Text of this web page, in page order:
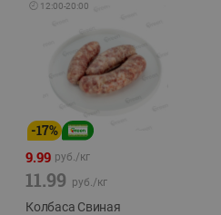
🕘 12:00-20:00
-17%
9.99 руб./кг
11.99 руб./кг
Колбаса Свиная